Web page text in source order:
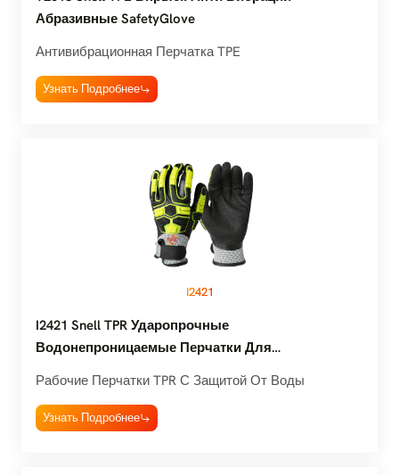
Абразивные SafetyGlove
Антивибрационная Перчатка TPE
Узнать Подробнее
I2421
I2421 Snell TPR Ударопрочные
Водонепроницаемые Перчатки Для
Рабочие Перчатки TPR С Защитой От Воды
Узнать Подробнее